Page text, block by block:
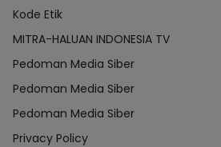
Kode Etik
MITRA-HALUAN INDONESIA TV
Pedoman Media Siber
Pedoman Media Siber
Pedoman Media Siber
Privacy Policy